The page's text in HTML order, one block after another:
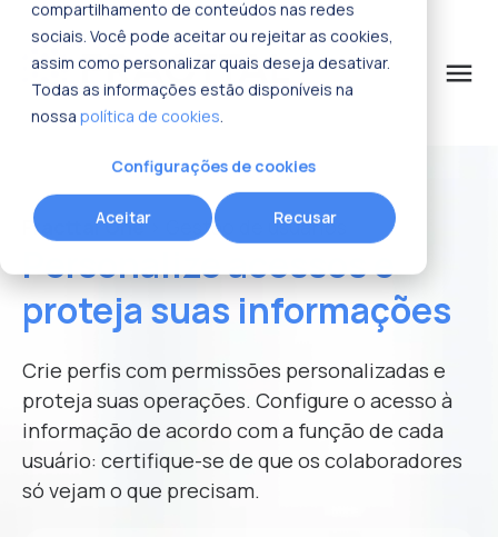
compartilhamento de conteúdos nas redes
sociais. Você pode aceitar ou rejeitar as cookies,
assim como personalizar quais deseja desativar.
Todas as informações estão disponíveis na
nossa política de cookies.
Configurações de cookies
Aceitar Recusar
menu
o que procura?
Fracttal One> Gestão de usuários
Personalize acessos e
proteja suas informações
Crie perfis com permissões personalizadas e
proteja suas operações. Configure o acesso à
informação de acordo com a função de cada
usuário: certifique-se de que os colaboradores
só vejam o que precisam.